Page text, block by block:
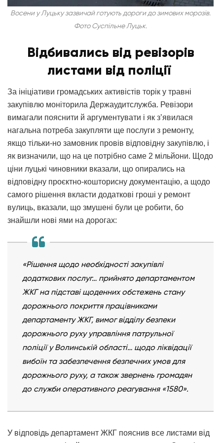
Восени у Луцьку зазвичай готують дороги до зимових морозів.
Фото Суспільне Луцьк.
Відбивались від ревізорів
листами від поліції
За ініціативи громадських активістів торік у травні
закупівлю моніторила Держаудитслужба. Ревізори
вимагали пояснити й аргументувати і як з’явилася
нагальна потреба закупляти ще послуги з ремонту,
якщо тільки-но замовник провів відповідну закупівлю, і
як визначили, що на це потрібно саме 2 мільйони. Щодо
ціни луцькі чиновники вказали, що опирались на
відповідну проєктно-кошторисну документацію, а щодо
самого рішення вкласти додаткові гроші у ремонт
вулиць, вказали, що змушені були це робити, бо
знайшли нові ями на дорогах:
«Рішення щодо необхідності закупівлі
додаткових послуг… прийнято департаментом
ЖКГ на підставі щоденних обстежень стану
дорожнього покриття працівниками
департаменту ЖКГ, вимог відділу безпеки
дорожнього руху управління патрульної
поліції у Волинській області… щодо ліквідації
вибоїн та забезпечення безпечних умов для
дорожнього руху, а також звернень громадян
до служби оперативного реагування «1580».
У відповідь департамент ЖКГ пояснив все листами від